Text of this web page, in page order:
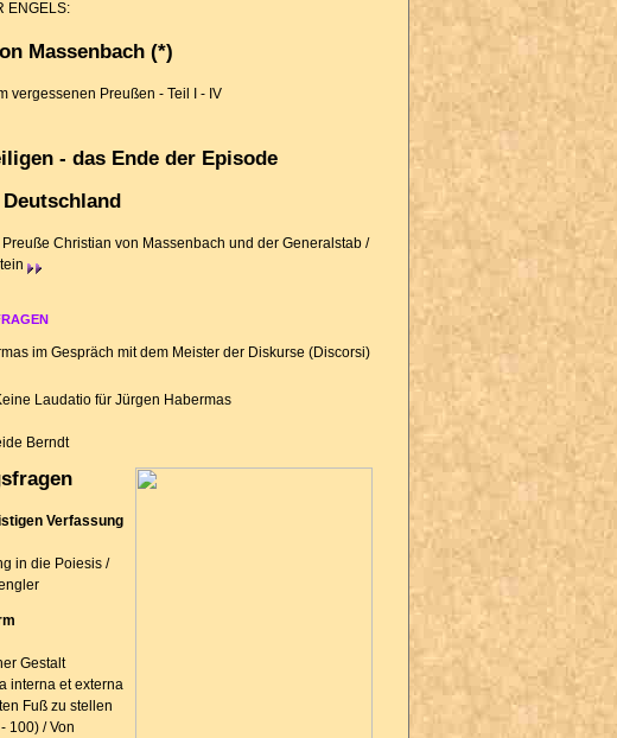
ENGELS:
Massenbach (*)
vergessenen Preußen - Teil I - IV
- das Ende der Episode
Christian von Massenbach und der Generalstab /
im Gespräch mit dem Meister der Diskurse (Discorsi)
Laudatio für Jürgen Habermas
Berndt
Verfassung
in die Poiesis /
Gestalt
interna et externa
Fuß zu stellen
100) / Von